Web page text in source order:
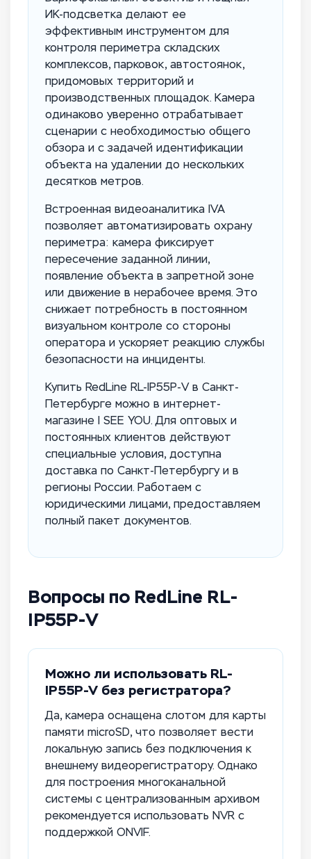
ИК-подсветка делают ее
эффективным инструментом для
контроля периметра складских
комплексов, парковок, автостоянок,
придомовых территорий и
производственных площадок. Камера
одинаково уверенно отрабатывает
сценарии с необходимостью общего
обзора и с задачей идентификации
объекта на удалении до нескольких
десятков метров.
Встроенная видеоаналитика IVA
позволяет автоматизировать охрану
периметра: камера фиксирует
пересечение заданной линии,
появление объекта в запретной зоне
или движение в нерабочее время. Это
снижает потребность в постоянном
визуальном контроле со стороны
оператора и ускоряет реакцию службы
безопасности на инциденты.
Купить RedLine RL-IP55P-V в Санкт-
Петербурге можно в интернет-
магазине I SEE YOU. Для оптовых и
постоянных клиентов действуют
специальные условия, доступна
доставка по Санкт-Петербургу и в
регионы России. Работаем с
юридическими лицами, предоставляем
полный пакет документов.
Вопросы по RedLine RL-
IP55P-V
Можно ли использовать RL-
IP55P-V без регистратора?
Да, камера оснащена слотом для карты
памяти microSD, что позволяет вести
локальную запись без подключения к
внешнему видеорегистратору. Однако
для построения многоканальной
системы с централизованным архивом
рекомендуется использовать NVR с
поддержкой ONVIF.